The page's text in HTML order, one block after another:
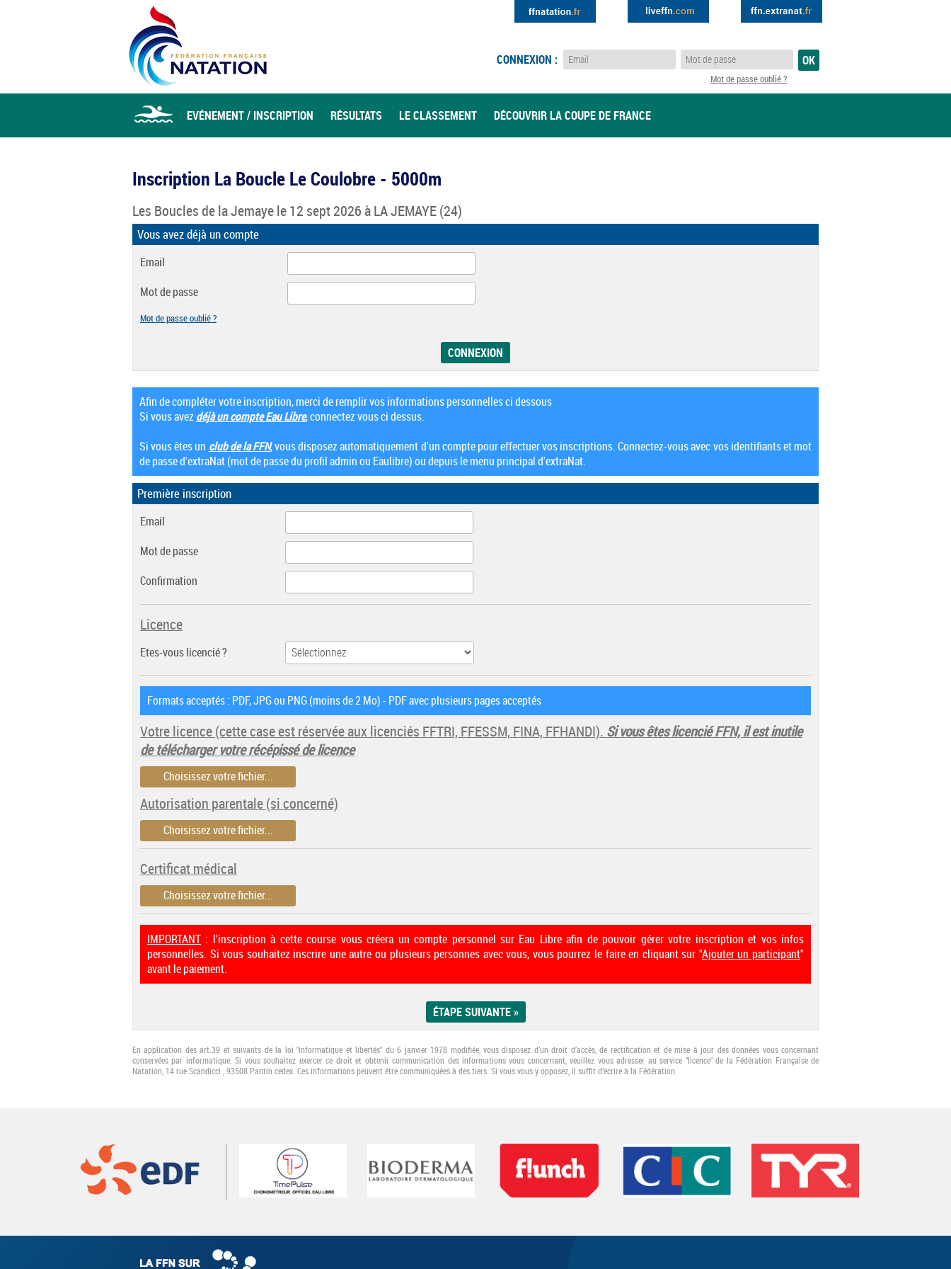
CONNEXION :
Mot de passe oublié ?
EVÉNEMENT / INSCRIPTION RÉSULTATS LE CLASSEMENT DÉCOUVRIR LA COUPE DE FRANCE
Inscription La Boucle Le Coulobre - 5000m
Les Boucles de la Jemayele 12 sept 2026 àLA JEMAYE(24)
Vous avez déjà un compte
Email
Mot de passe
Mot de passe oublié ?
Afin de compléter votre inscription, merci de remplir vos informations personnelles ci dessous
Si vous avezdéjà un compte Eau Libre, connectez vous ci dessus.
Si vous êtes un club de la FFN, vous disposez automatiquement d'un compte pour effectuer vos inscriptions. Connectez-vous avec vos identifiants et mot
de passe d'extraNat (mot de passe du profil admin ou Eaulibre) ou depuis le menu principal d'extraNat.
Première inscription
Email
Mot de passe
Confirmation
Licence
Etes-vous licencié ?
Formats acceptés : PDF, JPG ou PNG (moins de 2 Mo) - PDF avec plusieurs pages acceptés
Votre licence(cette case est réservée aux licenciés FFTRI, FFESSM, FINA, FFHANDI). Si vous êtes licencié FFN, il est inutile
de télécharger votre récépissé de licence
Choisissez votre fichier...
Autorisation parentale (si concerné)
Choisissez votre fichier...
Certificat médical
Choisissez votre fichier...
IMPORTANT : l'inscription à cette course vous créera un compte personnel sur Eau Libre afin de pouvoir gérer votre inscription et vos infos
personnelles. Si vous souhaitez inscrire une autre ou plusieurs personnes avec vous, vous pourrez le faire en cliquant sur "Ajouter un participant"
avant le paiement.
En application des art.39 et suivants de la loi "informatique et libertés" du 6 janvier 1978 modifiée, vous disposez d’un droit d’accès, de rectification et de mise à jour des données vous concernant
conservées par informatique. Si vous souhaitez exercer ce droit et obtenir communication des informations vous concernant, veuillez vous adresser au service "licence" de la Fédération Française de
Natation, 14 rue Scandicci , 93508 Pantin cedex. Ces informations peuvent être communiquées à des tiers. Si vous vous y opposez, il suﬃt d’écrire à la Fédération.